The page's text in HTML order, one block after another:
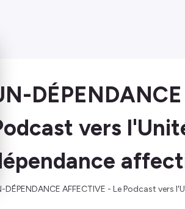
vers
DÉPENDANCE AFFECTIVE - Le Podcast vers